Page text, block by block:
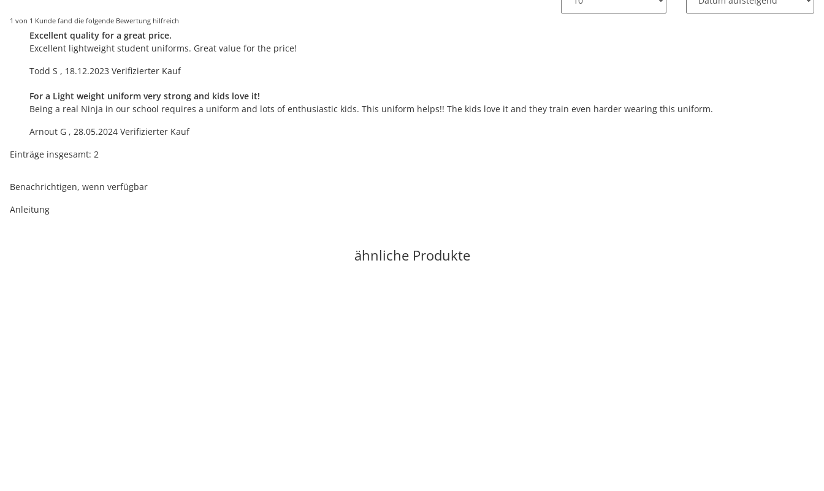
1 von 1 Kunde fand die folgende Bewertung hilfreich
Excellent quality for a great price.
Excellent lightweight student uniforms. Great value for the price!
Todd S , 18.12.2023 Verifizierter Kauf
For a Light weight uniform very strong and kids love it!
Being a real Ninja in our school requires a uniform and lots of enthusiastic kids. This uniform helps!! The kids love it and they train even harder wearing this uniform.
Arnout G , 28.05.2024 Verifizierter Kauf
Einträge insgesamt: 2
Benachrichtigen, wenn verfügbar
Anleitung
ähnliche Produkte